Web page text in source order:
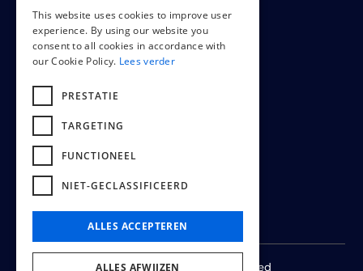
Cookiepolicy
Terms & conditions
© 2024 -2026All rights reserved
This website uses cookies to improve user
experience. By using our website you
consent to all cookies in accordance with
our Cookie Policy. Lees verder
PRESTATIE
TARGETING
FUNCTIONEEL
NIET-GECLASSIFICEERD
ALLES ACCEPTEREN
ALLES AFWIJZEN